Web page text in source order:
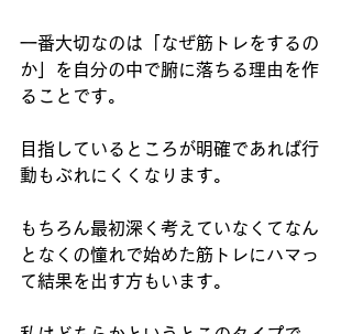
一番大切なのは「なぜ筋トレをするの
か」を自分の中で腑に落ちる理由を作
ることです。
目指しているところが明確であれば行
動もぶれにくくなります。
もちろん最初深く考えていなくてなん
となくの憧れで始めた筋トレにハマっ
て結果を出す方もいます。